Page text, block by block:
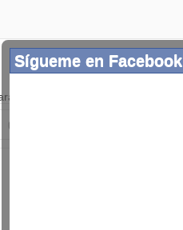
OTROS
Sígueme en Facebook